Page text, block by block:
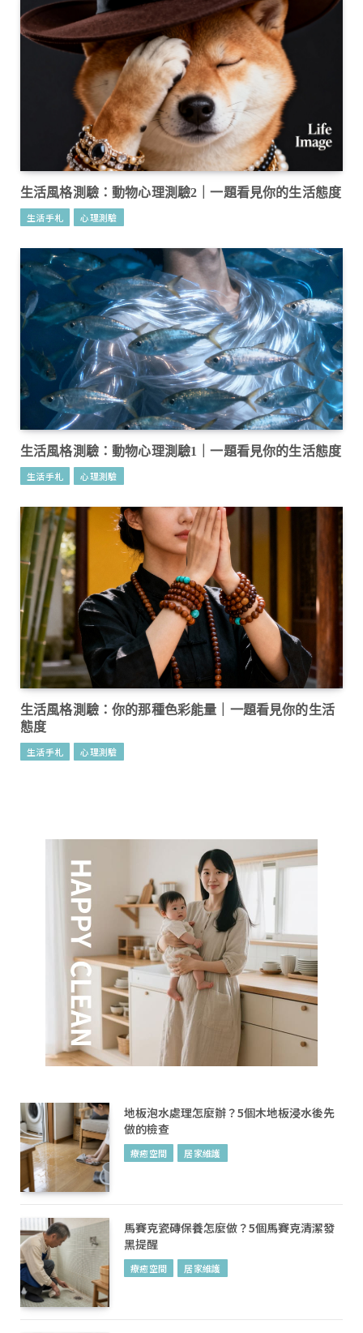
生活風格測驗：動物心理測驗2｜一題看見你的生活態度
生活手札 心理測驗
生活風格測驗：動物心理測驗1｜一題看見你的生活態度
生活手札 心理測驗
生活風格測驗：你的那種色彩能量｜一題看見你的生活
態度
生活手札 心理測驗
地板泡水處理怎麼辦？5個木地板浸水後先
做的檢查
療癒空間 居家維護
馬賽克瓷磚保養怎麼做？5個馬賽克清潔發
黑提醒
療癒空間 居家維護